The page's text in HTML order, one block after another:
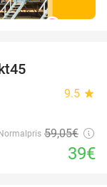
9.5 star
59,05€
39€